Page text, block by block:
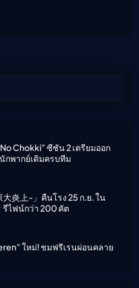
Chokki” ซีซัน 2 เตรียมออก
กพากย์เดิมครบทีม
大炎上-」คืนโรง 25 ก.ย. ใน
รีไฟน์กว่า 200 คัต
ใหม่! ชมฟรีเรนผ่อนคลาย